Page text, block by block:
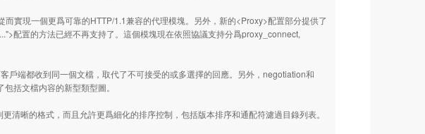
現一個更爲可靠的HTTP/1.1兼容的代理模塊。另外，新的<Proxy>配置部分提供了
配置的方法已經不再支持了。這個模塊現在依照協議支持分爲proxy_connect,
端都收到同一個文檔，取代了不可接受的或多選擇的回應。另外，negotiation和
括文檔内容的新型類型圖。
晰的格式，而且允許更爲細化的排序控制，包括版本排序和通配符濾過目錄列表。